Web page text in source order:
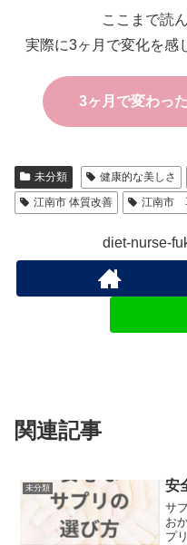
ここまで読
実際に3ヶ月で変化を感
3ヶ月で変わっ
未分類 健康的な美しさ
江南市 体質改善
江南市
diet-nurse-
関連記事
未分類 安
サ
お
プ